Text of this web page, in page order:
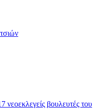
βουλευτές του